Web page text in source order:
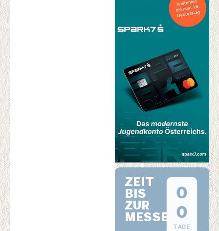
ZEIT
BIS
ZUR
MESSE
0
0
TAGE